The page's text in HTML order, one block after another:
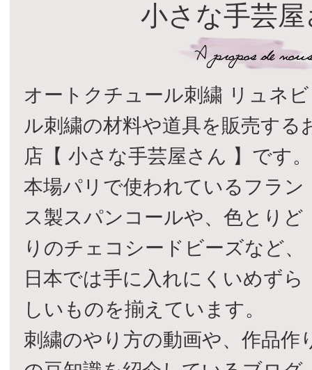
小さな手芸
オートクチュール刺繍 リュネビ
ル刺繍の材料や道具を販売する
店【 小さな手芸屋さん 】です。
本場パリで使われているフラン
ス製スパンコールや、色とりど
りのチェコシードビーズなど、
日本では手に入れにくいめずら
しいものを揃えています。
刺繍のやり方の動画や、作品作